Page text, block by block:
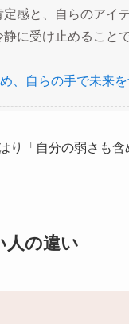
感と、自らのアイ
に受け止めること
、自らの手で未来
り「自分の弱さも
人の違い